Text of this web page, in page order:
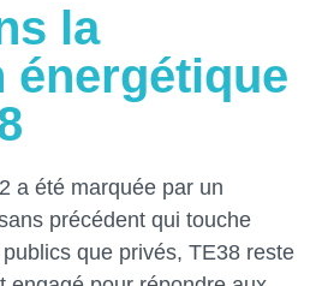
la
a été marquée par un
précédent qui touche
que privés, TE38 reste